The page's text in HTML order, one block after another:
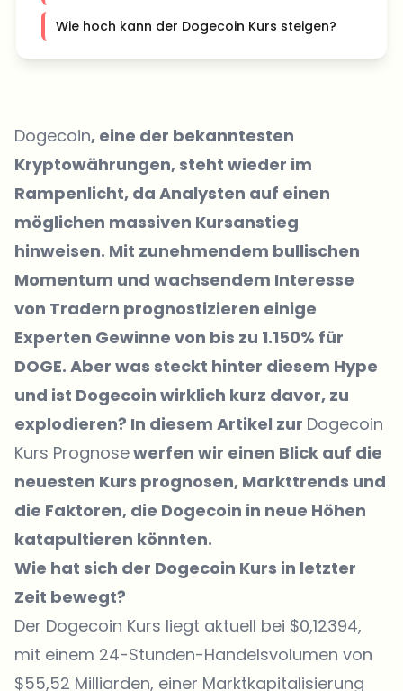
Wie hoch kann der Dogecoin Kurs steigen?
Dogecoin, eine der bekanntesten
Kryptowährungen, steht wieder im
Rampenlicht, da Analysten auf einen
möglichen massiven Kursanstieg
hinweisen. Mit zunehmendem bullischen
Momentum und wachsendem Interesse
von Tradern prognostizieren einige
Experten Gewinne von bis zu 1.150% für
DOGE. Aber was steckt hinter diesem Hype
und ist Dogecoin wirklich kurz davor, zu
explodieren? In diesem Artikel zur Dogecoin
Kurs Prognosewerfen wir einen Blick auf die
neuesten Kurs prognosen, Markttrends und
die Faktoren, die Dogecoin in neue Höhen
katapultieren könnten.
Wie hat sich der Dogecoin Kurs in letzter
Zeit bewegt?
Der Dogecoin Kurs liegt aktuell bei $0,12394,
mit einem 24-Stunden-Handelsvolumen von
$55,52 Milliarden, einer Marktkapitalisierung